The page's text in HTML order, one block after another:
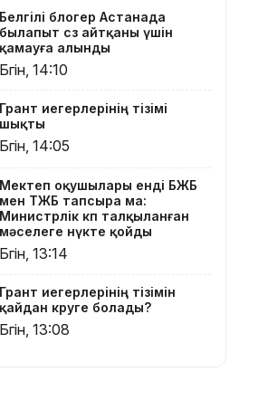
болады?
Қазақстанда
қияр,
қырыққабат
бағасы
арзандады
Ерекше
тренд:
жастар
алкоголь
сатып
көшеде
төгіп
жатыр
Белгілі блогер Астанада
былапыт сөз айтқаны үшін
қамауға алынды
Бүгін, 14:10
Грант иегерлерінің тізімі
шықты
Бүгін, 14:05
Мектеп оқушылары енді БЖБ
мен ТЖБ тапсыра ма:
Министрлік көп талқыланған
мәселеге нүкте қойды
Бүгін, 13:14
Грант иегерлерінің тізімін
қайдан көруге болады?
Бүгін, 13:08